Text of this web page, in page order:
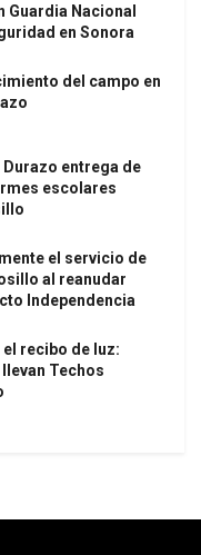
Guardia Nacional
en Sonora
del campo en
entrega de
escolares
el servicio de
al reanudar
Independencia
el recibo de luz:
Techos